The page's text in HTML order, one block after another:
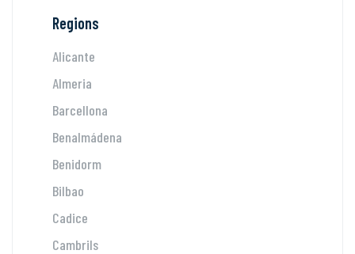
Regions
Alicante
Almeria
Barcellona
Benalmádena
Benidorm
Bilbao
Cadice
Cambrils